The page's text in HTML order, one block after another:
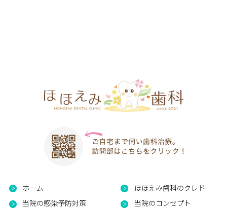
ホーム
ほほえみ歯科のクレド
当院の感染予防対策
当院のコンセプト